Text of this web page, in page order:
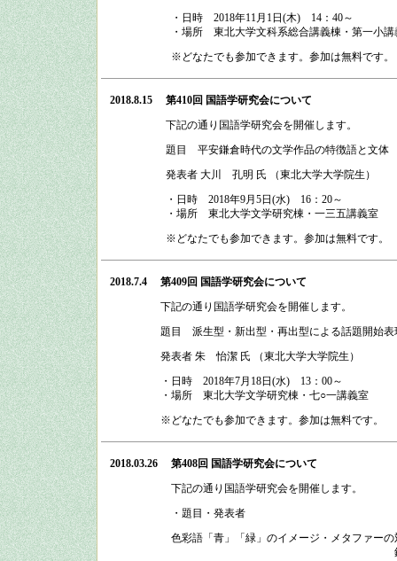
・日時 2018年11月 1日 (木) 14：40～
・場所 東北大学文科系総合講義棟・第一小講
※どなたでも参加できます。参加は無料です。
2018.8.15 第410回 国語学研究会について
下記の通り 国語学研究会を開催します。
題目 平安鎌倉時代の文学作品の特徴語と文体
発表者 大川 孔明 氏 （東北大学大学院生）
・日時 2018年9月 5日 (水) 16：20～
・場所 東北大学文学研究棟・一三五講義室
※どなたでも参加できます。参加は無料です。
2018.7.4 第409回 国語学研究会について
下記の通り 国語学研究会を開催します。
題目 派生型・新出型・再出型による話題開始表
発表者 朱 怡潔 氏 （東北大学大学院生）
・日時 2018年7月 18日 (水) 13：00～
・場所 東北大学文学研究棟・七○一講義室
※どなたでも参加できます。参加は無料です。
2018.03.26 第408回 国語学研究会について
下記の通り 国語学研究会を開催します。
・題目・発表者
色彩語「青」「緑」のイメージ・メタファーの